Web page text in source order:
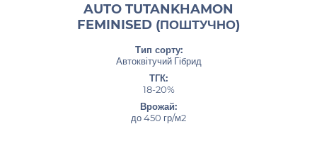
AUTO TUTANKHAMON
FEMINISED (ПОШТУЧНО)
Тип сорту:
Автоквітучий Гібрид
ТГК:
18-20%
Врожай:
до 450 гр/м2